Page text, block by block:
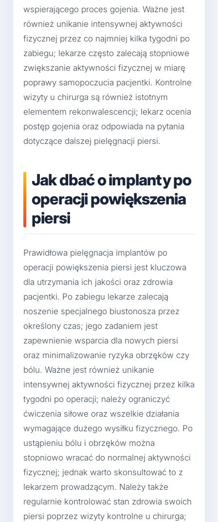
wspierającego proces gojenia. Ważne jest
również unikanie intensywnej aktywności
fizycznej przez co najmniej kilka tygodni po
zabiegu; lekarze często zalecają stopniowe
zwiększanie aktywności fizycznej w miarę
poprawy samopoczucia pacjentki. Kontrolne
wizyty u chirurga są również istotnym
elementem rekonwalescencji; lekarz ocenia
postęp gojenia oraz odpowiada na pytania
dotyczące dalszej pielęgnacji piersi.
Jak dbać o implanty po
operacji powiększenia
piersi
Prawidłowa pielęgnacja implantów po
operacji powiększenia piersi jest kluczowa
dla utrzymania ich jakości oraz zdrowia
pacjentki. Po zabiegu lekarze zalecają
noszenie specjalnego biustonosza przez
określony czas; jego zadaniem jest
zapewnienie wsparcia dla nowych piersi
oraz minimalizowanie ryzyka obrzęków czy
bólu. Ważne jest również unikanie
intensywnej aktywności fizycznej przez kilka
tygodni po operacji; należy ograniczyć
ćwiczenia siłowe oraz wszelkie działania
wymagające dużego wysiłku fizycznego. Po
ustąpieniu bólu i obrzęków można
stopniowo wracać do normalnej aktywności
fizycznej; jednak warto skonsultować to z
lekarzem prowadzącym. Należy także
regularnie kontrolować stan zdrowia swoich
piersi poprzez wizyty kontrolne u chirurga;